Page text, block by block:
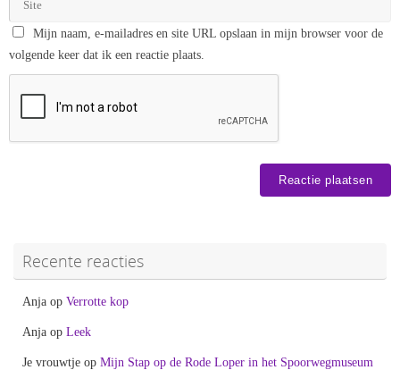
Mijn naam, e-mailadres en site URL opslaan in mijn browser voor de
volgende keer dat ik een reactie plaats.
Recente reacties
Anja op Verrotte kop
Anja op Leek
Je vrouwtje op Mijn Stap op de Rode Loper in het Spoorwegmuseum